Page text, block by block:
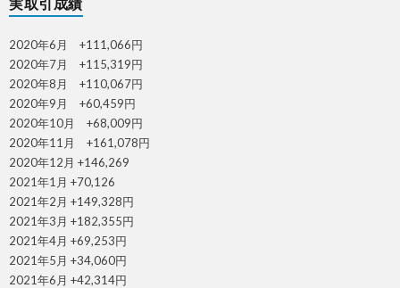
2020年6月 +111,066円
2020年7月 +115,319円
2020年8月 +110,067円
2020年9月 +60,459円
2020年10月 +68,009円
2020年11月 +161,078円
2020年12月 +146,269
2021年1月 +70,126
2021年2月 +149,328円
2021年3月 +182,355円
2021年4月 +69,253円
2021年5月 +34,060円
2021年6月 +42,314円